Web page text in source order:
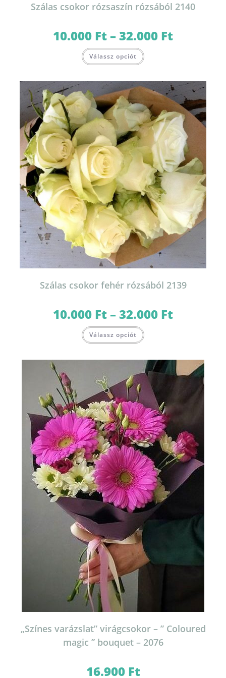
Szálas csokor rózsaszín rózsából 2140
10.000 Ft–32.000 Ft10.000 Ft
Válassz opciót a
van.
A
változatok
a
termékoldalon
választhatók
ki
Szálas csokor fehér rózsából 2139
10.000 Ft–32.000 Ft10.000 Ft
Válassz opciót a
van.
A
változatok
termékoldalon
választhatók
ki
„Színes varázslat” virágcsokor – ” Coloured
magic ” bouquet – 2076
16.900 Ft